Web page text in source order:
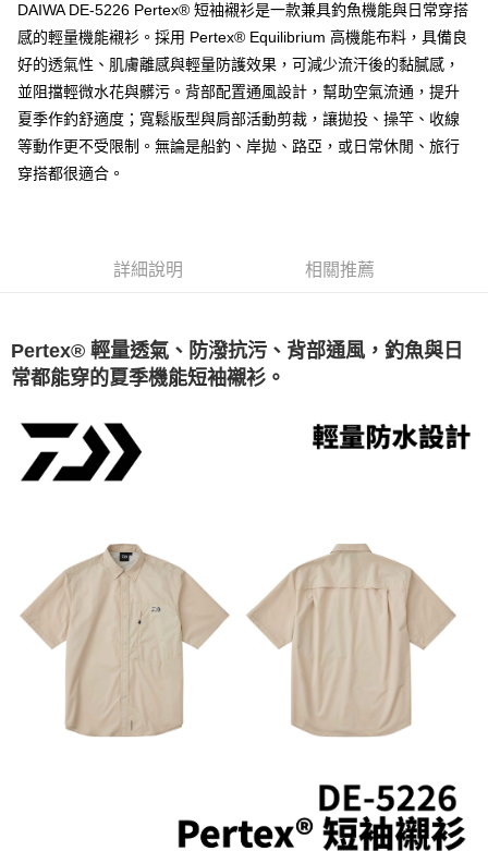
【注意事項】
1.本服務係由「台灣大哥大股份有限公司」（以下簡稱本公司）所提供，讓
用戶於交易時，得透過本服務購買商品或服務，並由商店將買賣／分期付款
買賣價金債權讓與本公司後，依約使用本公司帳單繳交帳款。
2.基於同意付款使用「大哥付你分期」之契約關係目的，商店將以您的個人
資料（包含姓名、電話或地址）提供予台灣大哥大進項蒐集、處理及利用，
由本公司與您本人進行分期帳單所需資料之確認、核對及更正。
3.完整用戶服務條款，請詳閱以下連結：
３．收到繳費通知簡訊後14天內，點擊此簡訊中的連結，可透過四大超商／
ATM／網路銀行／等多元方式進行付款，方視為交易完成。
※ 請注意：結帳手續完成當下不需立刻繳費，但若您需要取消訂單，請聯絡
購買商品的店家。未經商家同意取消之訂單仍視為有效，需透過AFTEE先享
後付繳納相關費用。
※ 交易是否成功請以「AFTEE先享後付 」之結帳頁面顯示為準，若有關於
客戶支援中心」https://netprotections.freshdesk.com/support/home
２．關於個人資料處理事宜，請瀏覽以下網址：
任。
４．使用「AFTEE先享後付」時，將依據個別帳號之用戶狀況，依本公司即
時審查核予不同之上限額度；若仍有額度不足之情形，本公司將視審查結果
５．嚴禁一人註冊多個帳號或使用他人資訊註冊。若發現惡意使用之情形，
恩沛科技股份有限公司將有權停止該用戶之使用額度並採取法律行動。
付款後全家取貨
每筆NT$60，滿NT$1,200(含以上)免運費
7-11取貨付款
每筆NT$60，滿NT$1,200(含以上)免運費
付款後7-11取貨
每筆NT$60，滿NT$1,200(含以上)免運費
貨到付款（門市自取請勿下單，請聯繫客服）
DAIWA DE-5226 Pertex® 短袖襯衫是一款兼具釣魚機能與日常穿搭
感的輕量機能襯衫。採用 Pertex® Equilibrium 高機能布料，具備良
好的透氣性、肌膚離感與輕量防護效果，可減少流汗後的黏膩感，
並阻擋輕微水花與髒污。背部配置通風設計，幫助空氣流通，提升
夏季作釣舒適度；寬鬆版型與肩部活動剪裁，讓拋投、操竿、收線
等動作更不受限制。無論是船釣、岸拋、路亞，或日常休閒、旅行
穿搭都很適合。
詳細說明 相關推薦
Pertex® 輕量透氣、防潑抗污、背部通風，釣魚與日
常都能穿的夏季機能短袖襯衫。